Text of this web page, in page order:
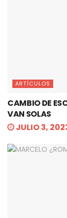
ARTÍCULOS
CAMBIO DE
VAN SOLAS
JULIO 3,